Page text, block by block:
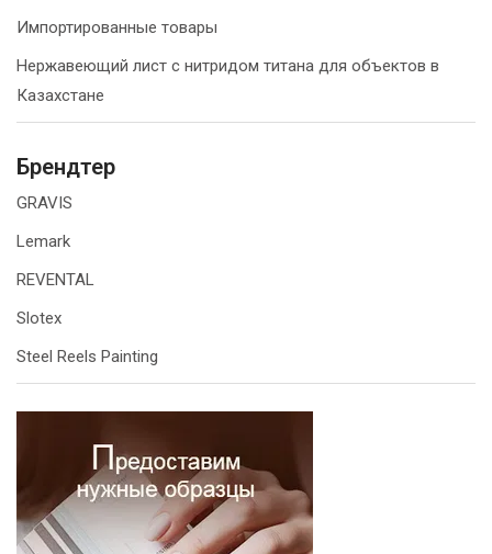
Импортированные товары
Нержавеющий лист с нитридом титана для объектов в
Казахстане
Брендтер
GRAVIS
Lemark
REVENTAL
Slotex
Steel Reels Painting